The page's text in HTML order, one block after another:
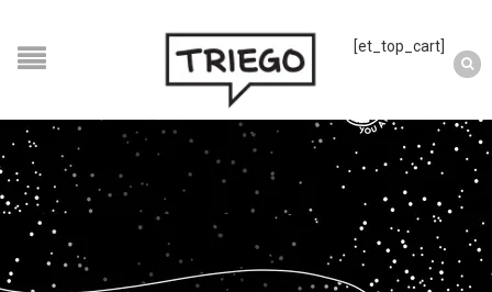
[et_top_cart]